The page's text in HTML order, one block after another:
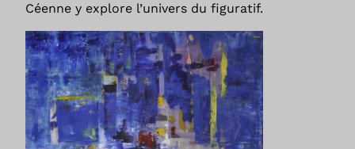
Céenne y explore l’univers du figuratif.